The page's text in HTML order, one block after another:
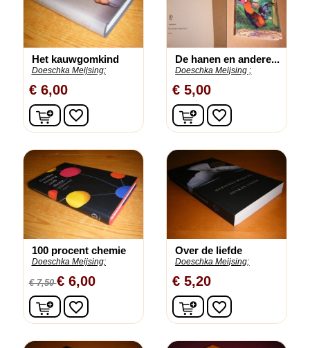
Het kauwgomkind
Doeschka Meijsing;
€ 6,00
In winkelwagen
favorite_border
De hanen en andere...
Doeschka Meijsing ;
€ 5,00
In winkelwagen
favorite_border
100 procent chemie
Doeschka Meijsing;
€ 7,50€ 6,00
In winkelwagen
favorite_border
Over de liefde
Doeschka Meijsing;
€ 5,20
In winkelwagen
favorite_border